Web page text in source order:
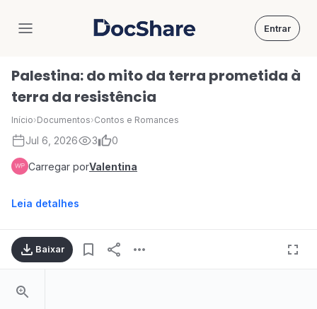
DocShare Entrar
Palestina: do mito da terra prometida à
terra da resistência
Início›Documentos›Contos e Romances
Jul 6, 2026 3 0
Carregar porValentina
Leia detalhes
Baixar